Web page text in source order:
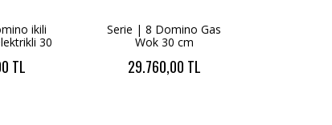
ikili
30
TL
Serie | 8 Domino Gas
Wok 30 cm
29.760,00 TL